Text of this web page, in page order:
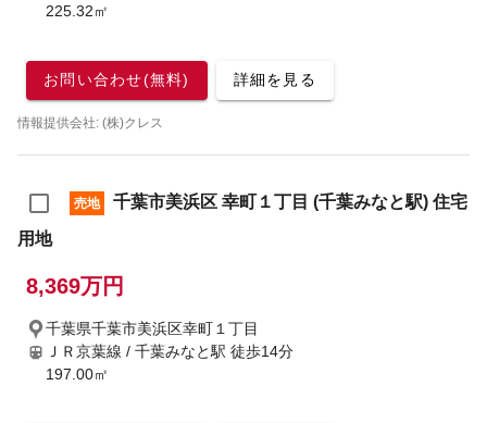
225.32㎡
お問い合わせ(無料) 詳細を見る
情報提供会社: (株)クレス
売地
千葉市美浜区 幸町１丁目 (千葉みなと駅) 住宅
用地
8,369万円
千葉県千葉市美浜区幸町１丁目
ＪＲ京葉線 / 千葉みなと駅 徒歩14分
197.00㎡